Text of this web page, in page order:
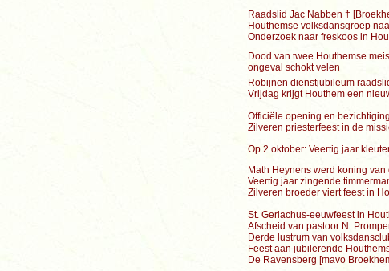
Raadslid Jac Nabben †
Houthemse volksdansgroep
Onderzoek naar freskoos in
Dood van twee Houthemse
ongeval schokt velen
Robijnen dienstjubileum
Vrijdag krijgt Houthem een
Officiële opening en
Zilveren priesterfeest in de
Op 2 oktober: Veertig jaar
Math Heynens werd koning
Veertig jaar zingende
Zilveren broeder viert feest in
St. Gerlachus-eeuwfeest in
Afscheid van pastoor N.
Derde lustrum van
Feest aan jubilerende
De Ravensberg [mavo